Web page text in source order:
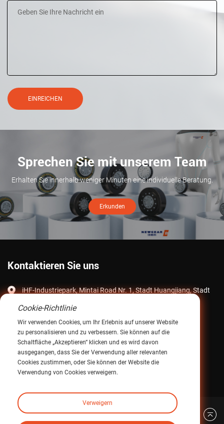
EINREICHEN
Sprechen Sie mit unserem Team
Erhalten Sie innerhalb weniger Minuten eine individuelle Beratung.
Erkunden
Kontaktieren Sie uns
iHF-Industriepark, Mintai Road Nr. 1, Stadt Huangjiang, Stadt
E-Mail:
intltrade@ihfcn.com
Telefon:+ 86 155 0755 7296 (Steve Pang)
+ 86 150 1293 8124 (Sunny Qian)
Fax: +86-0769-82868510
Zurück nach oben
Cookie-Richtlinie
Wir verwenden Cookies, um Ihr Erlebnis auf unserer Website
zu personalisieren und zu verbessern. Sie können auf die
Schaltfläche „Akzeptieren“ klicken und es wird davon
ausgegangen, dass Sie der Verwendung aller relevanten
Cookies zustimmen, oder Sie können der Website die
Verwendung von Cookies verweigern.
Verweigern